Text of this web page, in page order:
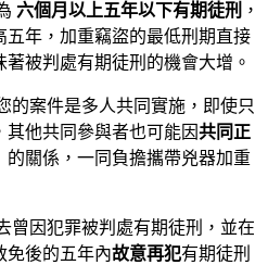
六個月以上五年以下有期徒刑 ，
五年，加重竊盜的最低刑期直接
被判處有期徒刑的機會大增。
的案件是多人共同實施，即使只
他共同參與者也可能因共同正
的關係，一同負擔攜帶兇器加重
曾因犯罪被判處有期徒刑，並在
免後的五年內故意再犯有期徒刑